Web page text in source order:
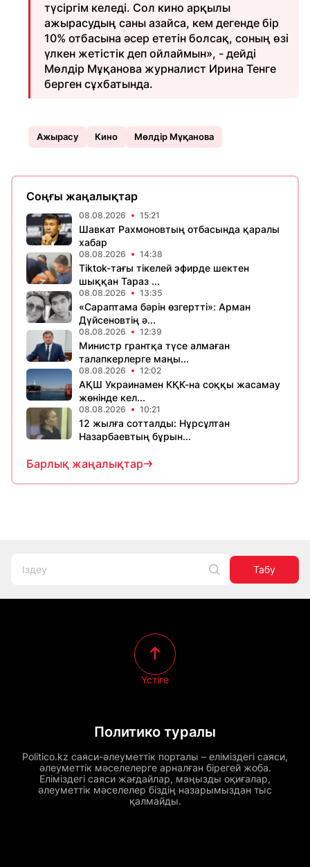
түсіргім келеді. Сол кино арқылы
ажырасудың саны азайса, кем дегенде бір
10% отбасына әсер ететін болсақ, соның өзі
үлкен жетістік деп ойлаймын», - дейді
Мөлдір Мұқанова журналист Ирина Тенге
берген сұхбатында.
Ажырасу Кино Мөлдір Мұқанова
Соңғы жаңалықтар
08.08.2026 15:21
Шавкат Рахмоновтың отбасында қаралы
хабар
08.08.2026 14:38
Tiktok-тағы тікелей эфирде шектен
шыққан Тараз ...
08.08.2026 13:35
«Сараптама бәрін өзгертті»: Арман
Дүйсеновтің ә...
08.08.2026 12:39
Министр грантқа түсе алмаған
талапкерлерге маңы...
08.08.2026 12:02
АҚШ Украинамен КҚК-на соққы жасамау
жөнінде кел...
08.08.2026 10:21
12 жылға сотталды: Нұрсұлтан
Назарбаевтың бұрын...
Барлық жаңалықтар
Табу
Политико туралы
Politico.kz саяси-әлеуметтік порталы – еліміздегі саяси,
әлеуметтік мәселелерге арналған бірегей жоба.
Еліміздегі саяси жағдайлар, маңызды оқиғалар,
әлеуметтік мәселелер біздің назарымыздан тыс
қалмайды.
Үстіге